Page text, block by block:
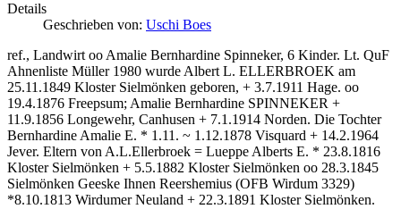
Details
Geschrieben von: Uschi Boes
ref., Landwirt oo Amalie Bernhardine Spinneker, 6 Kinder. Lt. QuF
Ahnenliste Müller 1980 wurde Albert L. ELLERBROEK am
25.11.1849 Kloster Sielmönken geboren, + 3.7.1911 Hage. oo
19.4.1876 Freepsum; Amalie Bernhardine SPINNEKER +
11.9.1856 Longewehr, Canhusen + 7.1.1914 Norden. Die Tochter
Bernhardine Amalie E. * 1.11. ~ 1.12.1878 Visquard + 14.2.1964
Jever. Eltern von A.L.Ellerbroek = Lueppe Alberts E. * 23.8.1816
Kloster Sielmönken + 5.5.1882 Kloster Sielmönken oo 28.3.1845
Sielmönken Geeske Ihnen Reershemius (OFB Wirdum 3329)
*8.10.1813 Wirdumer Neuland + 22.3.1891 Kloster Sielmönken.